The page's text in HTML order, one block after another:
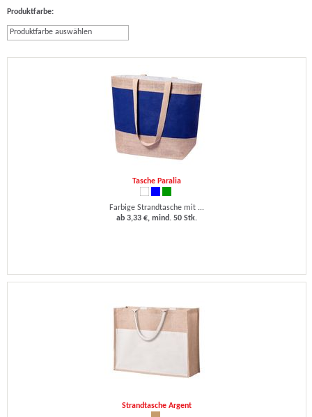
Produktfarbe:
Produktfarbe auswählen
Tasche Paralia
Farbige Strandtasche mit ...
ab 3,33 €, mind. 50 Stk.
Strandtasche Argent